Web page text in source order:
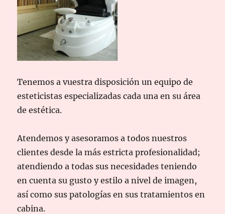
Tenemos a vuestra disposición un equipo de
esteticistas especializadas cada una en su área
de estética.
Atendemos y asesoramos a todos nuestros
clientes desde la más estricta profesionalidad;
atendiendo a todas sus necesidades teniendo
en cuenta su gusto y estilo a nivel de imagen,
así como sus patologías en sus tratamientos en
cabina.